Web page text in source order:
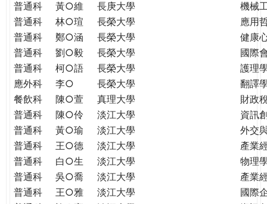
普通科 黃○維 長庚大學
機械
普通科
林○瑄 長榮大學
應用
普通科
鄭○涵 長榮大學
健康
普通科
劉○毅 長榮大學
國際
普通科
柯○語 長榮大學
護理
應外科
李○ 長榮大學
翻譯
餐飲科
陳○萱 真理大學
財政
普通科
陳○伶 淡江大學
資訊
普通科
黃○瑜 淡江大學
外交
普通科
王○德 淡江大學
產業
普通科
白○生 淡江大學
物理
普通科
吳○喬 淡江大學
產業
普通科
王○雅 淡江大學
國際